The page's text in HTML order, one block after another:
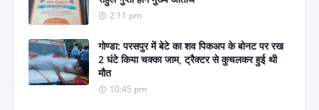
2:11 pm
गोण्डा: परसपुर में बेटे का शव पिकअप के बोनट पर रख
2 घंटे किया चक्का जाम, ट्रैक्टर से कुचलकर हुई थी
मौत
10:45 pm